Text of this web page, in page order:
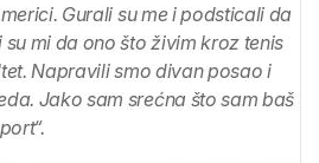
Gurali su me i podsticali da
mi da ono što živim kroz tenis
Napravili smo divan posao i
Jako sam srećna što sam baš